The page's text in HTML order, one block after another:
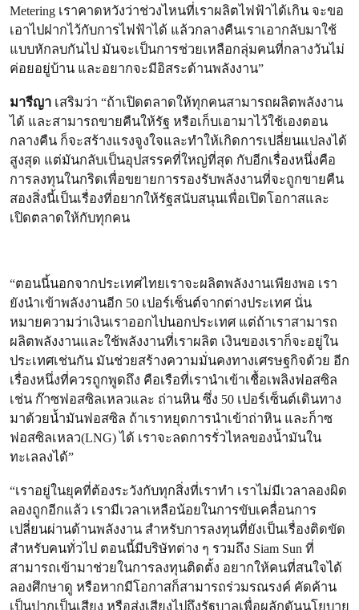
Metering เราคาดหวังว่าช่วงไหนที่เราผลิตไฟฟ้าได้เกิน จะขอ
เอาไปฝากไว้กับการไฟฟ้าได้ แล้วกลางคืนเราเอากลับมาใช้
แบบหักลบกันไป มันจะเป็นการช่วยเหลือกลุ่มคนที่กลางวันไม่
ค่อยอยู่บ้าน และอยากจะมีอิสระด้านพลังงาน”
มารีญา เสริมว่า “ถ้าเปิดตลาดให้ทุกคนสามารถผลิตพลังงาน
ได้ และสามารถขายคืนให้รัฐ หรือเก็บเอามาไว้ใช้เองตอน
กลางคืน ก็จะสร้างแรงจูงใจและทำให้เกิดการเปลี่ยนแปลงได้
สูงสุด แต่มันกลับเป็นอุปสรรคที่ใหญ่ที่สุด กับอีกเรื่องหนึ่งคือ
การลงทุนในกริดเพื่อขยายการรองรับพลังงานที่จะถูกขายคืน
สองสิ่งนี้เป็นเรื่องที่อยากให้รัฐสนับสนุนเพื่อเปิดโอกาสและ
เปิดตลาดให้กับทุกคน
“ตอนนี้นอกจากประเทศไทยเราจะผลิตพลังงานเพียงพอ เรา
ยังนำเข้าพลังงานอีก 50 เปอร์เซ็นต์จากต่างประเทศ นั่น
หมายความว่าเงินเราออกไปนอกประเทศ แต่ถ้าเราสามารถ
ผลิตพลังงานและใช้พลังงานที่เราผลิต เงินของเราก็จะอยู่ใน
ประเทศเช่นกัน มันช่วยสร้างความมั่นคงทางเศรษฐกิจด้วย อีก
เรื่องหนึ่งที่ควรถูกพูดถึง คือเรือที่เรานำเข้าเชื้อเพลิงฟอสซิล
เช่น ก๊าซฟอสซิลเหลวและ ถ่านหิน ซึ่ง 50 เปอร์เซ็นต์เดินทาง
มาด้วยน้ำมันฟอสซิล ถ้าเราหยุดการนำเข้าถ่าหิน และก็าซ
ฟอสซิลเหลว(LNG) ได้ เราจะลดการรั่วไหลของน้ำมันใน
ทะเลลงได้”
“เราอยู่ในยุคที่ต้องระวังกับทุกสิ่งที่เราทำ เราไม่มีเวลาลองผิด
ลองถูกอีกแล้ว เรามีเวลาเหลือน้อยในการขับเคลื่อนการ
เปลี่ยนผ่านด้านพลังงาน สำหรับการลงทุนที่ยังเป็นเรื่องติดขัด
สำหรับคนทั่วไป ตอนนี้มีบริษัทต่าง ๆ รวมถึง Siam Sun ที่
สามารถเข้ามาช่วยในการลงทุนติดตั้ง อยากให้คนที่สนใจได้
ลองศึกษาดู หรือหากมีโอกาสก็สามารถร่วมรณรงค์ คัดค้าน
เป็นปากเป็นเสียง หรือส่งเสียงไปถึงรัฐบาลเพื่อผลักดันนโยบาย